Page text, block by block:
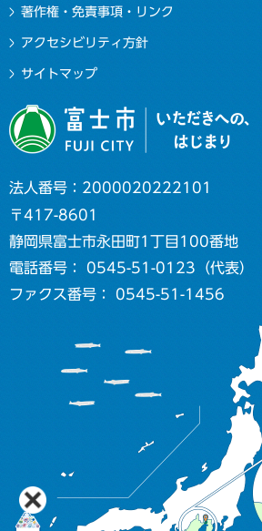
著作権・免責事項・リンク
アクセシビリティ方針
サイトマップ
法人番号：2000020222101
〒417-8601
静岡県富士市永田町1丁目100番地
電話番号： 0545-51-0123（代表）
ファクス番号： 0545-51-1456